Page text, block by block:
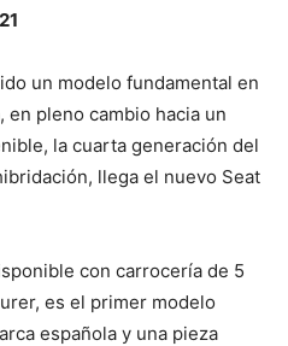
un modelo fundamental en
en pleno cambio hacia un
la cuarta generación del
llega el nuevo Seat
con carrocería de 5
es el primer modelo
española y una pieza